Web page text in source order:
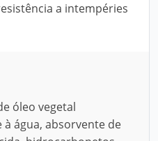
a intempéries
óleo vegetal
água, absorvente de